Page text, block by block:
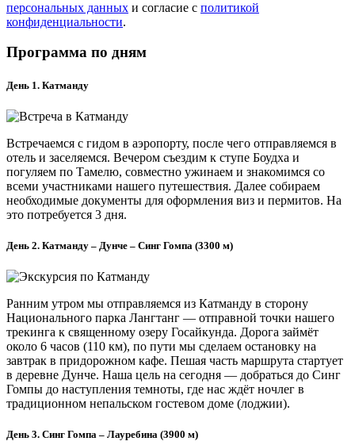
персональных данных и согласие с политикой
конфиденциальности.
Программа по дням
День 1. Катманду
Встречаемся с гидом в аэропорту, после чего отправляемся в
отель и заселяемся. Вечером съездим к ступе Боудха и
погуляем по Тамелю, совместно ужинаем и знакомимся со
всеми участниками нашего путешествия. Далее собираем
необходимые документы для оформления виз и пермитов. На
это потребуется 3 дня.
День 2. Катманду – Дунче – Синг Гомпа (3300 м)
Ранним утром мы отправляемся из Катманду в сторону
Национального парка Лангтанг — отправной точки нашего
трекинга к священному озеру Госайкунда. Дорога займёт
около 6 часов (110 км), по пути мы сделаем остановку на
завтрак в придорожном кафе. Пешая часть маршрута стартует
в деревне Дунче. Наша цель на сегодня — добраться до Синг
Гомпы до наступления темноты, где нас ждёт ночлег в
традиционном непальском гостевом доме (лоджии).
День 3. Синг Гомпа – Лауребина (3900 м)